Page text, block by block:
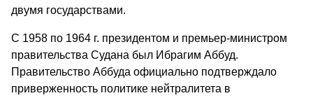
двумя государствами.
С 1958 по 1964 г. президентом и премьер-министром
правительства Судана был Ибрагим Аббуд.
Правительство Аббуда официально подтверждало
приверженность политике нейтралитета в